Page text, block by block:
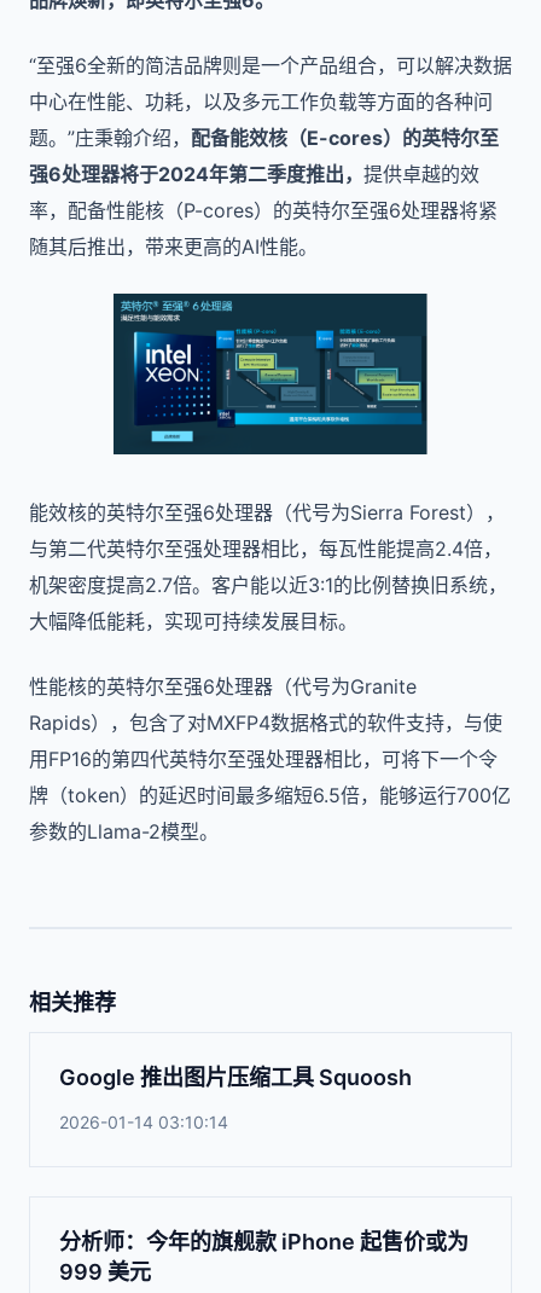
“至强6全新的简洁品牌则是一个产品组合，可以解决数据
中心在性能、功耗，以及多元工作负载等方面的各种问
题。”庄秉翰介绍， 配备能效核（E-cores）的英特尔至
强6处理器将于2024年第二季度推出， 提供卓越的效
率，配备性能核（P-cores）的英特尔至强6处理器将紧
随其后推出，带来更高的AI性能。
能效核的英特尔至强6处理器（代号为Sierra Forest），
与第二代英特尔至强处理器相比，每瓦性能提高2.4倍，
机架密度提高2.7倍。客户能以近3:1的比例替换旧系统，
大幅降低能耗，实现可持续发展目标。
性能核的英特尔至强6处理器（代号为Granite
Rapids），包含了对MXFP4数据格式的软件支持，与使
用FP16的第四代英特尔至强处理器相比，可将下一个令
牌（token）的延迟时间最多缩短6.5倍，能够运行700亿
参数的Llama-2模型。
相关推荐
Google 推出图片压缩工具 Squoosh
2026-01-14 03:10:14
分析师：今年的旗舰款 iPhone 起售价或为
999 美元